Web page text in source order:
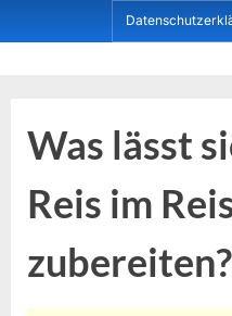
to
Was lässt
Reis im
zubereiten?